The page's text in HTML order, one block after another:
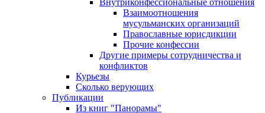
Внутриконфессиональные отношения
Взаимоотношения
мусульманских организаций
Православные юрисдикции
Прочие конфессии
Другие примеры сотрудничества и
конфликтов
Курьезы
Сколько верующих
Публикации
Из книг "Панорамы"